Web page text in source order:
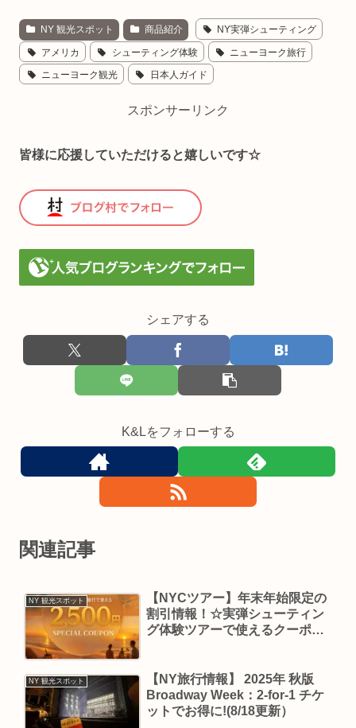
NY 観光スポット 商品紹介 NY実弾シューティング
アメリカ シューティング体験
ニューヨーク旅行
ニューヨーク観光
日本人ガイド
スポンサーリンク
皆様に応援していただけると嬉しいです☆
シェアする
K&Lをフォローする
関連記事
NY 観光スポット
【NYCツアー】年末年始限定の
割引情報！☆実弾シューティン
グ体験ツアーで使えるクーポン
NY 観光スポット
【NY旅行情報】 2025年 秋版
Broadway Week：2-for-1 チケ
ットでお得に!(8/18更新）